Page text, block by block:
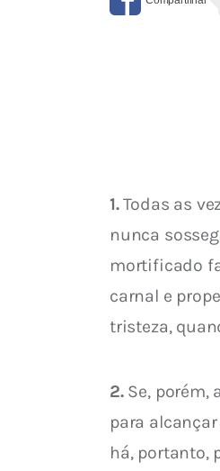
1. Todas as
nunca
mortificado
carnal e
tristeza,
2. Se, porém,
para
há, portanto,